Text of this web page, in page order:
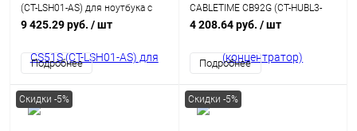
(CT-LSH01-AS) для ноутбука с
вращением на 360° и
9 425.29 руб. / шт
Подробнее
CABLETIME CB92G (CT-HUBL3-
AG) 8-в-1 USB-C HUB, HDMI,
4 208.64 руб. / шт
Подробнее
Скидки -5% Скидки -5%